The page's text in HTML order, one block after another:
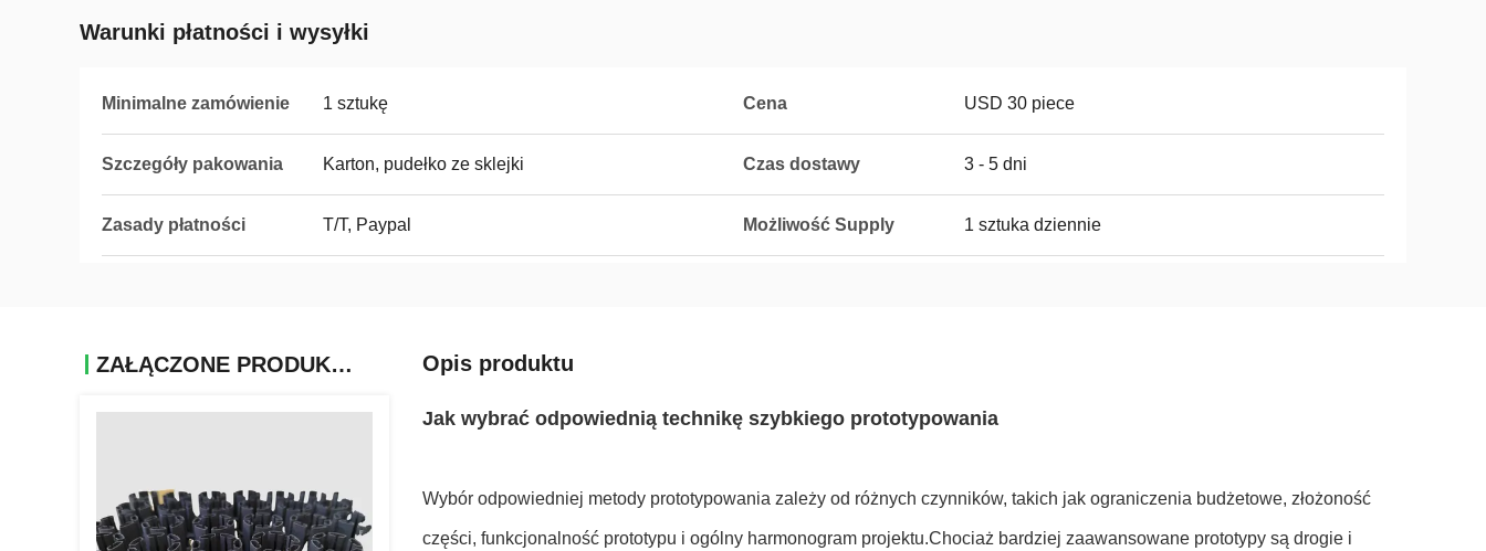
Warunki płatności i wysyłki
Minimalne zamówienie 1 sztukę Cena USD 30 piece
Szczegóły pakowania Karton, pudełko ze sklejki Czas dostawy 3 - 5 dni
Zasady płatności T/T, Paypal Możliwość Supply 1 sztuka dziennie
ZAŁĄCZONE PRODUKTY Opis produktu
Jak wybrać odpowiednią technikę szybkiego prototypowania
Wybór odpowiedniej metody prototypowania zależy od różnych czynników, takich jak ograniczenia budżetowe, złożoność
części, funkcjonalność prototypu i ogólny harmonogram projektu.Chociaż bardziej zaawansowane prototypy są drogie i